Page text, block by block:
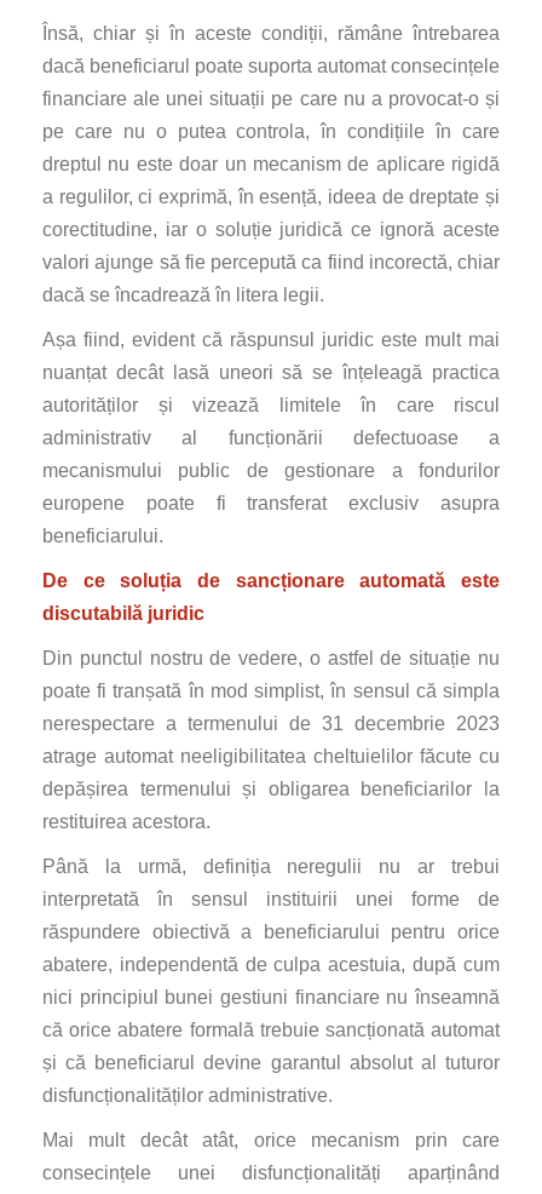
Însă, chiar și în aceste condiții, rămâne întrebarea
dacă beneficiarul poate suporta automat consecințele
financiare ale unei situații pe care nu a provocat-o și
pe care nu o putea controla, în condițiile în care
dreptul nu este doar un mecanism de aplicare rigidă
a regulilor, ci exprimă, în esență, ideea de dreptate și
corectitudine, iar o soluție juridică ce ignoră aceste
valori ajunge să fie percepută ca fiind incorectă, chiar
dacă se încadrează în litera legii.
Așa fiind, evident că răspunsul juridic este mult mai
nuanțat decât lasă uneori să se înțeleagă practica
autorităților și vizează limitele în care riscul
administrativ al funcționării defectuoase a
mecanismului public de gestionare a fondurilor
europene poate fi transferat exclusiv asupra
beneficiarului.
De ce soluția de sancționare automată este
discutabilă juridic
Din punctul nostru de vedere, o astfel de situație nu
poate fi tranșată în mod simplist, în sensul că simpla
nerespectare a termenului de 31 decembrie 2023
atrage automat neeligibilitatea cheltuielilor făcute cu
depășirea termenului și obligarea beneficiarilor la
restituirea acestora.
Până la urmă, definiția neregulii nu ar trebui
interpretată în sensul instituirii unei forme de
răspundere obiectivă a beneficiarului pentru orice
abatere, independentă de culpa acestuia, după cum
nici principiul bunei gestiuni financiare nu înseamnă
că orice abatere formală trebuie sancționată automat
și că beneficiarul devine garantul absolut al tuturor
disfuncționalităților administrative.
Mai mult decât atât, orice mecanism prin care
consecințele unei disfuncționalități aparținând